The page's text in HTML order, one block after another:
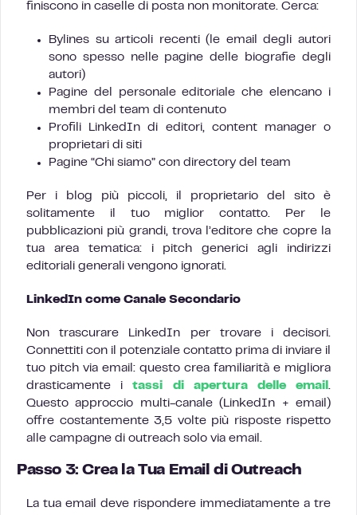
finiscono in caselle di posta non monitorate. Cerca:
Bylines su articoli recenti (le email degli autori
sono spesso nelle pagine delle biografie degli
autori)
Pagine del personale editoriale che elencano i
membri del team di contenuto
Profili LinkedIn di editori, content manager o
proprietari di siti
Pagine “Chi siamo” con directory del team
Per i blog più piccoli, il proprietario del sito è
solitamente il tuo miglior contatto. Per le
pubblicazioni più grandi, trova l’editore che copre la
tua area tematica: i pitch generici agli indirizzi
editoriali generali vengono ignorati.
LinkedIn come Canale Secondario
Non trascurare LinkedIn per trovare i decisori.
Connettiti con il potenziale contatto prima di inviare il
tuo pitch via email: questo crea familiarità e migliora
drasticamente itassi di apertura delle email.
Questo approccio multi-canale (LinkedIn + email)
offre costantemente 3,5 volte più risposte rispetto
alle campagne di outreach solo via email.
Passo 3: Crea la Tua Email di Outreach
La tua email deve rispondere immediatamente a tre